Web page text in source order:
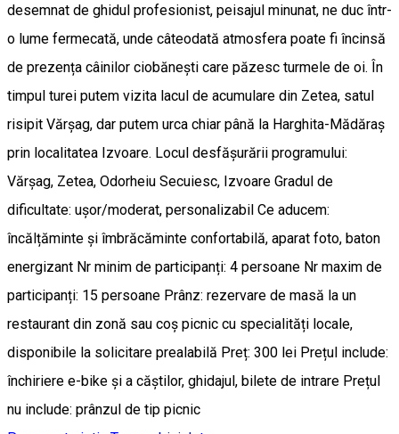
desemnat de ghidul profesionist, peisajul minunat, ne duc într-
o lume fermecată, unde câteodată atmosfera poate fi încinsă
de prezența câinilor ciobănești care păzesc turmele de oi. În
timpul turei putem vizita lacul de acumulare din Zetea, satul
risipit Vărșag, dar putem urca chiar până la Harghita-Mădăraș
prin localitatea Izvoare. Locul desfășurării programului:
Vărșag, Zetea, Odorheiu Secuiesc, Izvoare Gradul de
dificultate: ușor/moderat, personalizabil Ce aducem:
încălțăminte și îmbrăcăminte confortabilă, aparat foto, baton
energizant Nr minim de participanți: 4 persoane Nr maxim de
participanți: 15 persoane Prânz: rezervare de masă la un
restaurant din zonă sau coș picnic cu specialități locale,
disponibile la solicitare prealabilă Preț: 300 lei Prețul include:
închiriere e-bike și a căștilor, ghidajul, bilete de intrare Prețul
nu include: prânzul de tip picnic